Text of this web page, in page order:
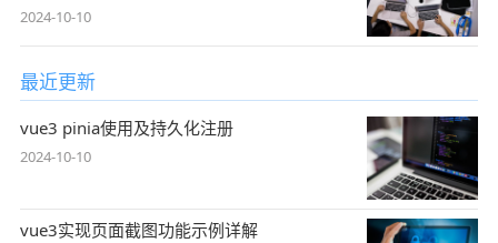
2024-10-10
最近更新
vue3 pinia使用及持久化注册
2024-10-10
vue3实现页面截图功能示例详解